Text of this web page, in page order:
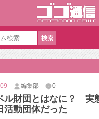
編集部 0
ル財団とはなに？ 実
活動団体だった